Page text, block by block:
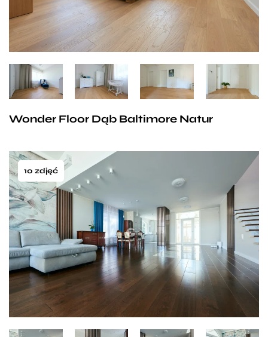
Wonder Floor Dąb Baltimore Natur
10 zdjęć